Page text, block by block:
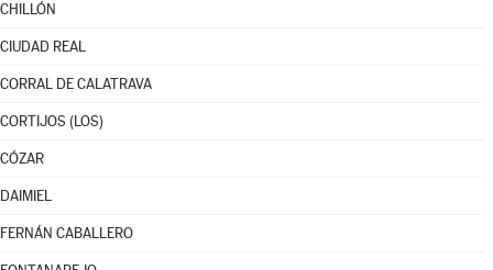
CHILLÓN
CIUDAD REAL
CORRAL DE CALATRAVA
CORTIJOS (LOS)
CÓZAR
DAIMIEL
FERNÁN CABALLERO